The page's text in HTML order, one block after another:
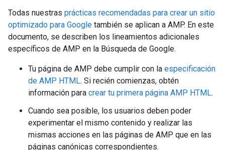
Todas nuestras prácticas recomendadas para crear un sitio
optimizado para Google también se aplican a AMP. En este
documento, se describen los lineamientos adicionales
específicos de AMP en la Búsqueda de Google.
Tu página de AMP debe cumplir con la especificación
de AMP HTML. Si recién comienzas, obtén
información para crear tu primera página AMP HTML.
Cuando sea posible, los usuarios deben poder
experimentar el mismo contenido y realizar las
mismas acciones en las páginas de AMP que en las
páginas canónicas correspondientes.